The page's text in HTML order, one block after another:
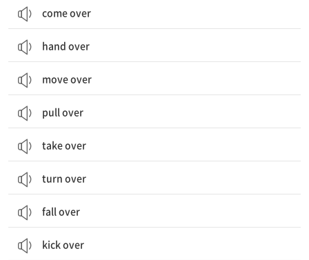
come over
hand over
move over
pull over
take over
turn over
fall over
kick over